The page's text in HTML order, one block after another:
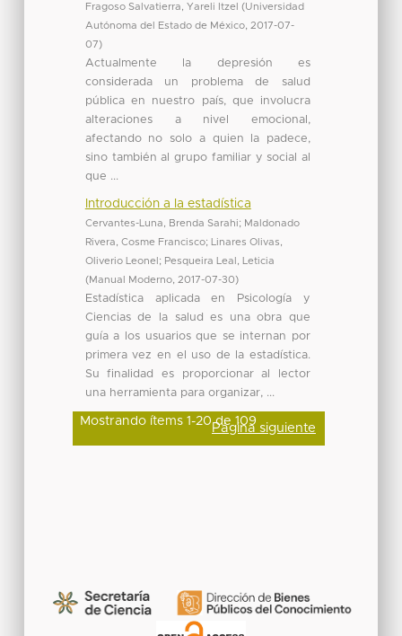
Fragoso Salvatierra, Yareli Itzel (Universidad
Autónoma del Estado de México,
2017-07-
07)
Actualmente la depresión es
considerada un problema de salud
pública en nuestro país, que involucra
alteraciones a nivel emocional,
afectando no solo a quien la padece,
sino también al grupo familiar y social al
que ...
Introducción a la estadística
Cervantes-Luna, Brenda Sarahi; Maldonado
Rivera, Cosme Francisco;
Linares Olivas,
Oliverio Leonel ; Pesqueira Leal, Leticia
(Manual Moderno, 2017-07-30)
Estadística aplicada en Psicología y
Ciencias de la salud es una obra que
guía a los usuarios que se internan por
primera vez en el uso de la estadística.
Su finalidad es proporcionar al lector
una herramienta para organizar, ...
Mostrando ítems 1-20 de 109Página siguiente